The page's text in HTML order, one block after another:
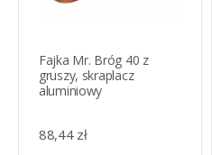
Fajka Mr. Bróg 40 z
gruszy, skraplacz
aluminiowy
88,44 zł